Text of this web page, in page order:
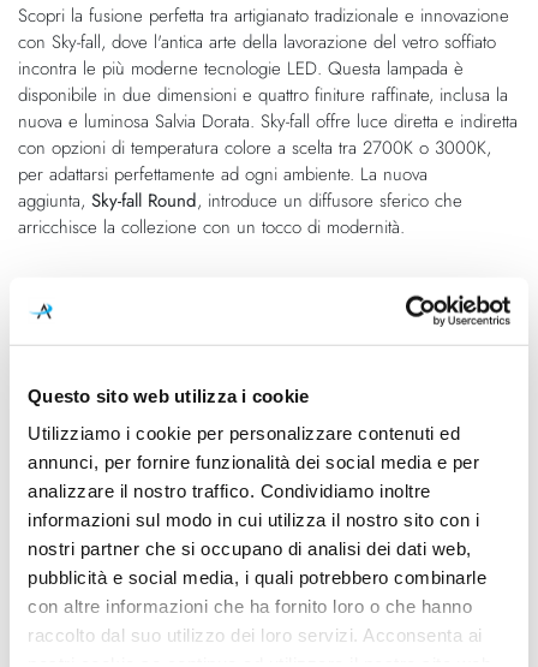
Questo sito web utilizza i cookie
Utilizziamo i cookie per personalizzare contenuti ed
annunci, per fornire funzionalità dei social media e per
analizzare il nostro traffico. Condividiamo inoltre
informazioni sul modo in cui utilizza il nostro sito con i
nostri partner che si occupano di analisi dei dati web,
pubblicità e social media, i quali potrebbero combinarle
con altre informazioni che ha fornito loro o che hanno
raccolto dal suo utilizzo dei loro servizi. Acconsenta ai
galleria
di
immagini
di
immagini
Scopri la fusione perfetta tra artigianato tradizionale e innovazione
con Sky-fall, dove l'antica arte della lavorazione del vetro soffiato
incontra le più moderne tecnologie LED. Questa lampada è
disponibile in due dimensioni e quattro finiture raffinate, inclusa la
nuova e luminosa Salvia Dorata. Sky-fall offre luce diretta e indiretta
con opzioni di temperatura colore a scelta tra 2700K o 3000K,
per adattarsi perfettamente ad ogni ambiente. La nuova
aggiunta, Sky-fall Round, introduce un diffusore sferico che
arricchisce la collezione con un tocco di modernità.
Caratteristiche
14818 4527
Studio Italia Design, 2024
Colore led
2700K
Dimensioni
Ø 340mm x H 545mm
Sorgente luminosa
Led integrato
Potenza e attacco
14W - 2700K/3000K -
1815Lm/1870Lm - CRI95
Dimmerazione
Dimmerabile
Classe energetica
A++, A+